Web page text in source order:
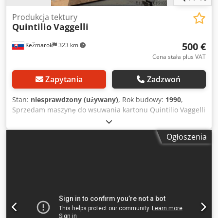
Kežmarok 323 km
Produkcja tektury
QuintilioVaggelli
500 €
Cena stała plus VAT
Zapytania Zadzwoń
Stan: niesprawdzony (używany), Rok budowy: 1990,
Sprzedam maszynę do wsuwania kartonu Quintilio Vaggelli
Firenze. Akcesoria w komplecie. Dostępna od zaraz. Codpfx
Apsy U Rdismerf
Ogłoszenia